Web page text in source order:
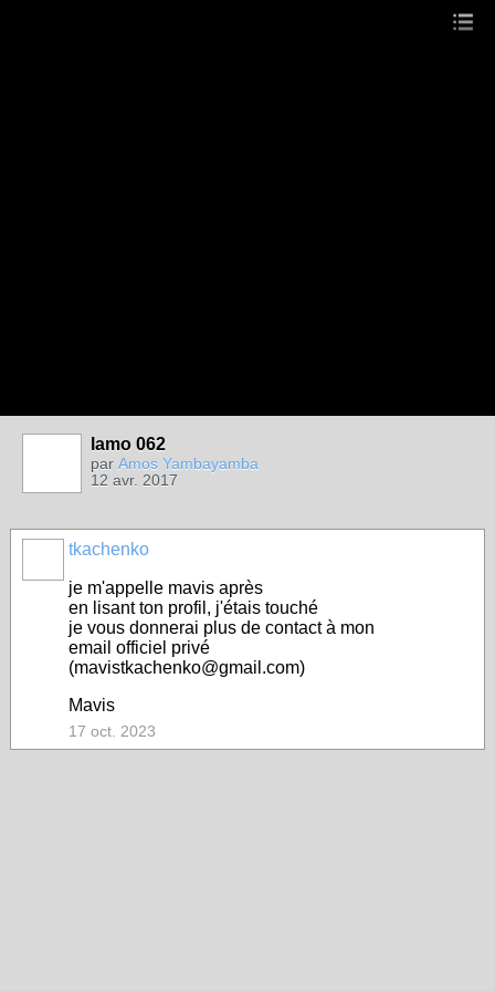
lamo 062
par Amos Yambayamba
12 avr. 2017
tkachenko
je m'appelle mavis après
en lisant ton profil, j'étais touché
je vous donnerai plus de contact à mon
email officiel privé
(mavistkachenko@gmail.com)
Mavis
17 oct. 2023